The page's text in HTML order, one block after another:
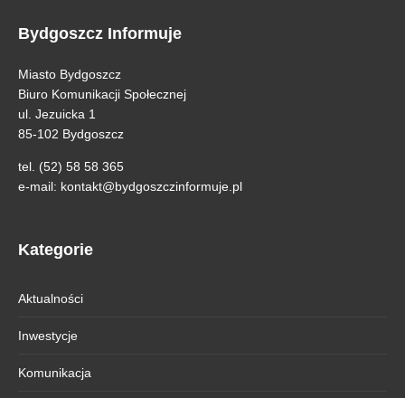
Bydgoszcz Informuje
Miasto Bydgoszcz
Biuro Komunikacji Społecznej
ul. Jezuicka 1
85-102 Bydgoszcz
tel. (52) 58 58 365
e-mail: kontakt@bydgoszczinformuje.pl
Kategorie
Aktualności
Inwestycje
Komunikacja